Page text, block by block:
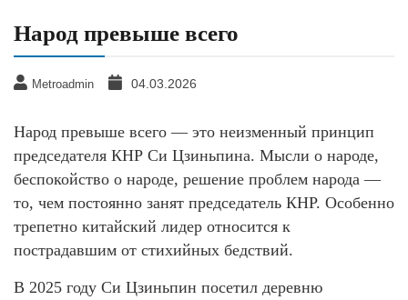
Народ превыше всего
Metroadmin 04.03.2026
Народ превыше всего — это неизменный принцип
председателя КНР Си Цзиньпина. Мысли о народе,
беспокойство о народе, решение проблем народа —
то, чем постоянно занят председатель КНР. Особенно
трепетно китайский лидер относится к
пострадавшим от стихийных бедствий.
В 2025 году Си Цзиньпин посетил деревню